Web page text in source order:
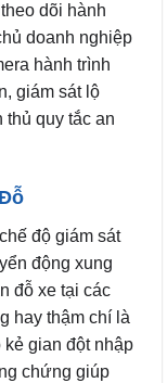
dõi hành
doanh nghiệp
hành trình
giám sát lộ
thủ quy tắc an
độ giám sát
động xung
đỗ xe tại các
hay thậm chí là
gian đột nhập
chứng giúp